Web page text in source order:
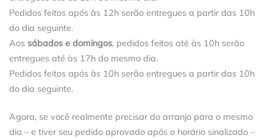
Pedidos feitos após às 12h serão entregues a partir das 10h
do dia seguinte.
Aos sábados e domingos, pedidos feitos até às 10h serão
entregues até às 17h do mesmo dia.
Pedidos feitos após às 10h serão entregues a partir das 10h
do dia seguinte.
Agora, se você realmente precisar do arranjo para o mesmo
dia – e tiver seu pedido aprovado após o horário sinalizado –